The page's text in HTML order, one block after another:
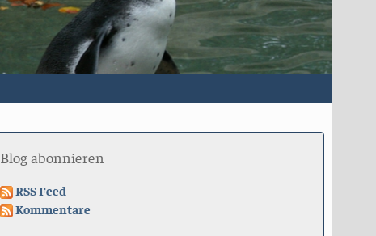
Blog abonnieren
RSS Feed
Kommentare